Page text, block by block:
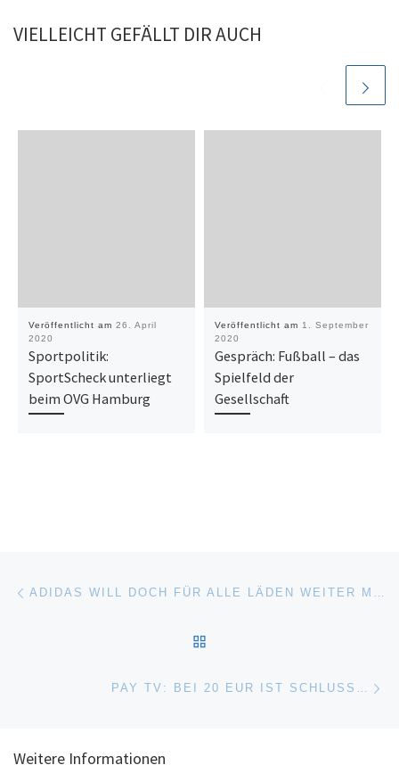
VIELLEICHT GEFÄLLT DIR AUCH
Veröffentlicht am 26. April
2020
Sportpolitik:
SportScheck unterliegt
beim OVG Hamburg
Veröffentlicht am 1. September
2020
Gespräch: Fußball – das
Spielfeld der
Gesellschaft
Beitragsnavigation ADIDAS WILL DOCH FÜR ALLE LÄDEN WEITER MIETE ZAHLEN
PAY TV: BEI 20 EUR IST SCHLUSS…
Weitere Informationen